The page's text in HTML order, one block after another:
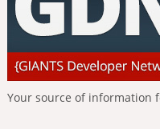
Your source of information